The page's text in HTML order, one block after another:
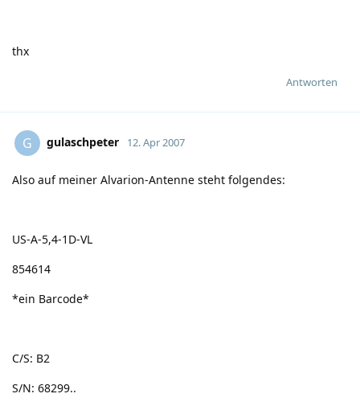
thx
Antworten
G gulaschpeter 12. Apr 2007
Also auf meiner Alvarion-Antenne steht folgendes:
US-A-5,4-1D-VL
854614
*ein Barcode*
C/S: B2
S/N: 68299..